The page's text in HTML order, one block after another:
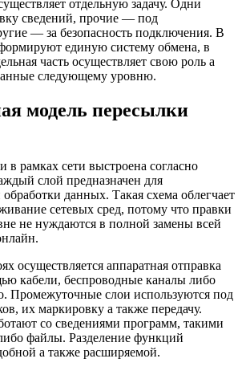
отдельную задачу. Одни
сведений, прочие — под
— за безопасность подключения. В
единую систему обмена, в
часть осуществляет свою роль а
следующему уровню.
модель пересылки
рамках сети выстроена согласно
слой предназначен для
данных. Такая схема облегчает
сетевых сред, потому что правки
не нуждаются в полной замены всей
осуществляется аппаратная отправка
кабели, беспроводные каналы либо
Промежуточные слои используются под
их маркировку а также передачу.
со сведениями программ, такими
файлы. Разделение функций
а также расширяемой.